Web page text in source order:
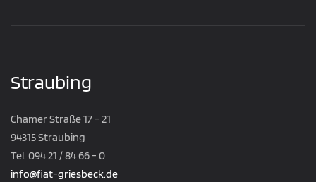
Straubing
Chamer Straße 17 - 21
94315 Straubing
Tel. 094 21 / 84 66 - 0
info@fiat-griesbeck.de